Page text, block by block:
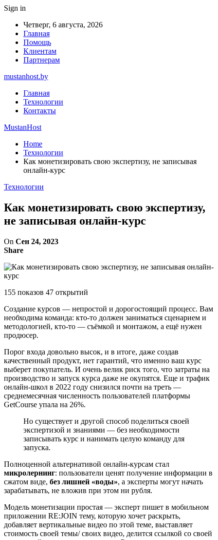
Sign in
Четверг, 6 августа, 2026
Главная
Помощь
Клиентам
Партнерам
mustanhost.by
Главная
Технологии
Контакты
MustanHost
Home
Технологии
Как монетизировать свою экспертизу, не записывая
онлайн-курс
Технологии
Как монетизировать свою экспертизу,
не записывая онлайн-курс
On Сен 24, 2023
Share
155 показов 47 открытий
Создание курсов — непростой и дорогостоящий процесс. Вам
необходима команда: кто-то должен заниматься сценарием и
методологией, кто-то — съёмкой и монтажом, а ещё нужен
продюсер.
Порог входа довольно высок, и в итоге, даже создав
качественный продукт, нет гарантий, что именно ваш курс
выберет покупатель. И очень велик риск того, что затраты на
производство и запуск курса даже не окупятся. Еще и трафик
онлайн-школ в 2022 году снизился почти на треть —
среднемесячная численность пользователей платформы
GetCourse упала на 26%.
Но существует и другой способ поделиться своей
экспертизой и знаниями — без необходимости
записывать курс и нанимать целую команду для
запуска.
Полноценной альтернативой онлайн-курсам стал
микролернинг: пользователи ценят получение информации в
сжатом виде, без лишней «воды», а эксперты могут начать
зарабатывать, не вложив при этом ни рубля.
Модель монетизации простая — эксперт пишет в мобильном
приложении RE:JOIN тему, которую хочет раскрыть,
добавляет вертикальные видео по этой теме, выставляет
стоимость своей темы/ своих видео, делится ссылкой со своей